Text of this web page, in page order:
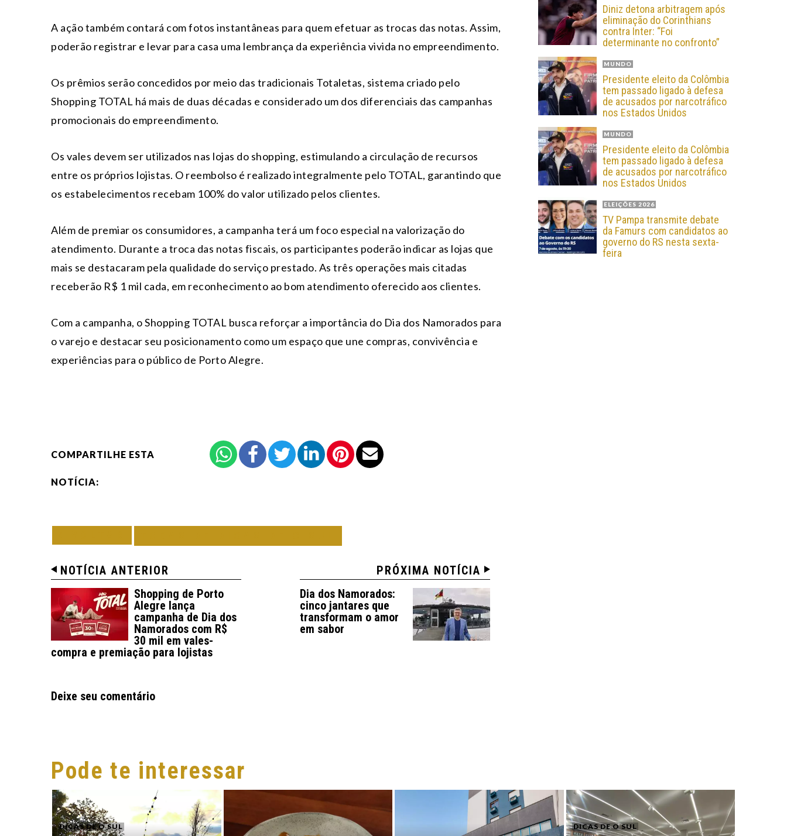
A ação também contará com fotos instantâneas para quem efetuar as trocas das notas. Assim,
poderão registrar e levar para casa uma lembrança da experiência vivida no empreendimento.
Os prêmios serão concedidos por meio das tradicionais Totaletas, sistema criado pelo
Shopping TOTAL há mais de duas décadas e considerado um dos diferenciais das campanhas
promocionais do empreendimento.
Os vales devem ser utilizados nas lojas do shopping, estimulando a circulação de recursos
entre os próprios lojistas. O reembolso é realizado integralmente pelo TOTAL, garantindo que
os estabelecimentos recebam 100% do valor utilizado pelos clientes.
Além de premiar os consumidores, a campanha terá um foco especial na valorização do
atendimento. Durante a troca das notas fiscais, os participantes poderão indicar as lojas que
mais se destacaram pela qualidade do serviço prestado. As três operações mais citadas
receberão R$ 1 mil cada, em reconhecimento ao bom atendimento oferecido aos clientes.
Com a campanha, o Shopping TOTAL busca reforçar a importância do Dia dos Namorados para
o varejo e destacar seu posicionamento como um espaço que une compras, convivência e
experiências para o público de Porto Alegre.
COMPARTILHE ESTA
NOTÍCIA:
NOTÍCIA ANTERIOR
Shopping de Porto
Alegre lança
campanha de Dia dos
Namorados com R$
30 mil em vales-
compra e premiação para lojistas
PRÓXIMA NOTÍCIA
Dia dos Namorados:
cinco jantares que
transformam o amor
em sabor
Deixe seu comentário
Diniz detona arbitragem após
eliminação do Corinthians
contra Inter: “Foi
determinante no confronto”
MUNDO
Presidente eleito da Colômbia
tem passado ligado à defesa
de acusados por narcotráfico
nos Estados Unidos
MUNDO
Presidente eleito da Colômbia
tem passado ligado à defesa
de acusados por narcotráfico
nos Estados Unidos
ELEIÇÕES 2026
TV Pampa transmite debate
da Famurs com candidatos ao
governo do RS nesta sexta-
feira
Pode te interessar
DICAS DE O SUL DICAS DE O SUL